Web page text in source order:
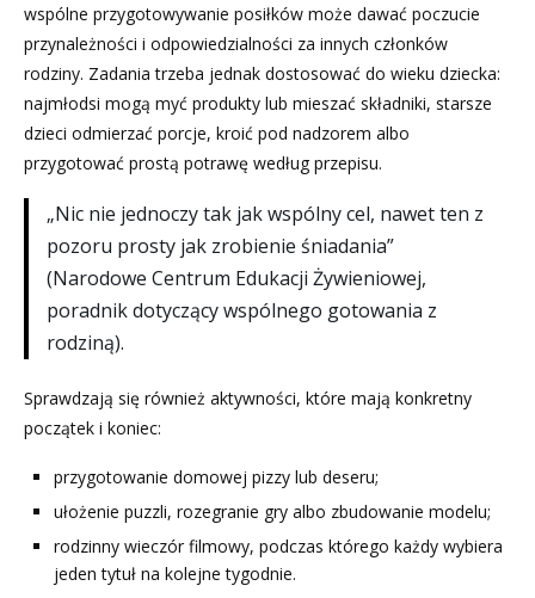
wspólne przygotowywanie posiłków może dawać poczucie
przynależności i odpowiedzialności za innych członków
rodziny. Zadania trzeba jednak dostosować do wieku dziecka:
najmłodsi mogą myć produkty lub mieszać składniki, starsze
dzieci odmierzać porcje, kroić pod nadzorem albo
przygotować prostą potrawę według przepisu.
„Nic nie jednoczy tak jak wspólny cel, nawet ten z
pozoru prosty jak zrobienie śniadania”
(Narodowe Centrum Edukacji Żywieniowej,
poradnik dotyczący wspólnego gotowania z
rodziną).
Sprawdzają się również aktywności, które mają konkretny
początek i koniec:
przygotowanie domowej pizzy lub deseru;
ułożenie puzzli, rozegranie gry albo zbudowanie modelu;
rodzinny wieczór filmowy, podczas którego każdy wybiera
jeden tytuł na kolejne tygodnie.